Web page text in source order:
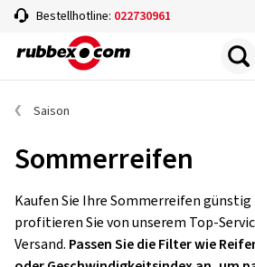
Bestellhotline: 022730961
Saison
Sommerreifen
Kaufen Sie Ihre Sommerreifen günstig
profitieren Sie von unserem Top-
Versand. Passen Sie die Filter wie